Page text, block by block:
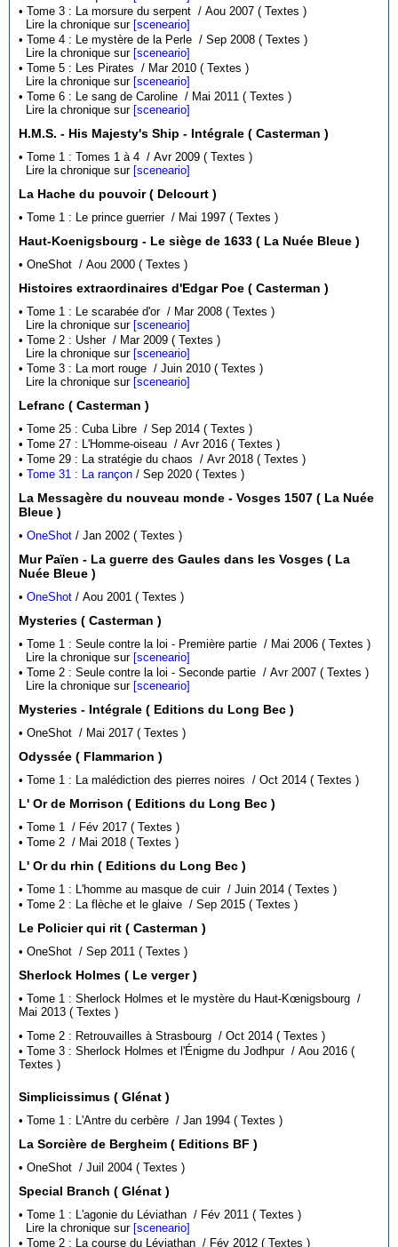
• Tome 3 : La morsure du serpent / Aou 2007 ( Textes )
Lire la chronique sur [sceneario]
• Tome 4 : Le mystère de la Perle / Sep 2008 ( Textes )
Lire la chronique sur [sceneario]
• Tome 5 : Les Pirates / Mar 2010 ( Textes )
Lire la chronique sur [sceneario]
• Tome 6 : Le sang de Caroline / Mai 2011 ( Textes )
Lire la chronique sur [sceneario]
H.M.S. - His Majesty's Ship - Intégrale ( Casterman )
• Tome 1 : Tomes 1 à 4 / Avr 2009 ( Textes )
Lire la chronique sur [sceneario]
La Hache du pouvoir ( Delcourt )
• Tome 1 : Le prince guerrier / Mai 1997 ( Textes )
Haut-Koenigsbourg - Le siège de 1633 ( La Nuée Bleue )
• OneShot / Aou 2000 ( Textes )
Histoires extraordinaires d'Edgar Poe ( Casterman )
• Tome 1 : Le scarabée d'or / Mar 2008 ( Textes )
Lire la chronique sur [sceneario]
• Tome 2 : Usher / Mar 2009 ( Textes )
Lire la chronique sur [sceneario]
• Tome 3 : La mort rouge / Juin 2010 ( Textes )
Lire la chronique sur [sceneario]
Lefranc ( Casterman )
• Tome 25 : Cuba Libre / Sep 2014 ( Textes )
• Tome 27 : L'Homme-oiseau / Avr 2016 ( Textes )
• Tome 29 : La stratégie du chaos / Avr 2018 ( Textes )
•Tome 31 : La rançon / Sep 2020 ( Textes )
La Messagère du nouveau monde - Vosges 1507 ( La Nuée
Bleue )
•OneShot / Jan 2002 ( Textes )
Mur Païen - La guerre des Gaules dans les Vosges ( La
Nuée Bleue )
•OneShot / Aou 2001 ( Textes )
Mysteries ( Casterman )
• Tome 1 : Seule contre la loi - Première partie / Mai 2006 ( Textes )
Lire la chronique sur [sceneario]
• Tome 2 : Seule contre la loi - Seconde partie / Avr 2007 ( Textes )
Lire la chronique sur [sceneario]
Mysteries - Intégrale ( Editions du Long Bec )
• OneShot / Mai 2017 ( Textes )
Odyssée ( Flammarion )
• Tome 1 : La malédiction des pierres noires / Oct 2014 ( Textes )
L' Or de Morrison ( Editions du Long Bec )
• Tome 1 / Fév 2017 ( Textes )
• Tome 2 / Mai 2018 ( Textes )
L' Or du rhin ( Editions du Long Bec )
• Tome 1 : L'homme au masque de cuir / Juin 2014 ( Textes )
• Tome 2 : La flèche et le glaive / Sep 2015 ( Textes )
Le Policier qui rit ( Casterman )
• OneShot / Sep 2011 ( Textes )
Sherlock Holmes ( Le verger )
• Tome 1 : Sherlock Holmes et le mystère du Haut-Kœnigsbourg /
Mai 2013 ( Textes )
• Tome 2 : Retrouvailles à Strasbourg / Oct 2014 ( Textes )
• Tome 3 : Sherlock Holmes et l'Énigme du Jodhpur / Aou 2016 (
Textes )
Simplicissimus ( Glénat )
• Tome 1 : L'Antre du cerbère / Jan 1994 ( Textes )
La Sorcière de Bergheim ( Editions BF )
• OneShot / Juil 2004 ( Textes )
Special Branch ( Glénat )
• Tome 1 : L'agonie du Léviathan / Fév 2011 ( Textes )
Lire la chronique sur [sceneario]
• Tome 2 : La course du Léviathan / Fév 2012 ( Textes )